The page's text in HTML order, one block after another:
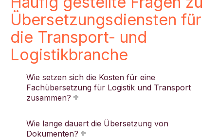
Übersetzungsdiensten für
die Transport- und
Logistikbranche
Wie setzen sich die Kosten für eine
Fachübersetzung für Logistik und Transport
zusammen?
Wie lange dauert die Übersetzung von
Dokumenten?